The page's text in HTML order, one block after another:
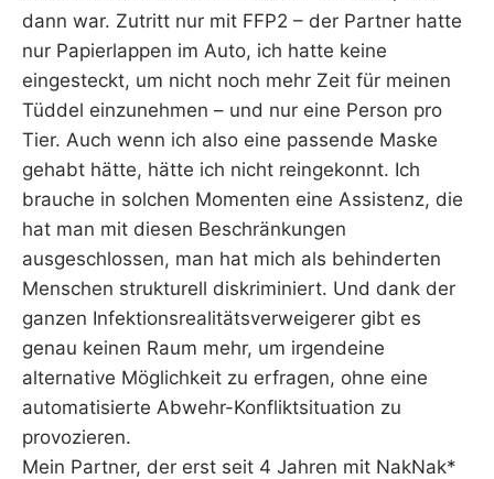
dann war. Zutritt nur mit FFP2 – der Partner hatte
nur Papierlappen im Auto, ich hatte keine
eingesteckt, um nicht noch mehr Zeit für meinen
Tüddel einzunehmen – und nur eine Person pro
Tier. Auch wenn ich also eine passende Maske
gehabt hätte, hätte ich nicht reingekonnt. Ich
brauche in solchen Momenten eine Assistenz, die
hat man mit diesen Beschränkungen
ausgeschlossen, man hat mich als behinderten
Menschen strukturell diskriminiert. Und dank der
ganzen Infektionsrealitätsverweigerer gibt es
genau keinen Raum mehr, um irgendeine
alternative Möglichkeit zu erfragen, ohne eine
automatisierte Abwehr-Konfliktsituation zu
provozieren.
Mein Partner, der erst seit 4 Jahren mit NakNak*